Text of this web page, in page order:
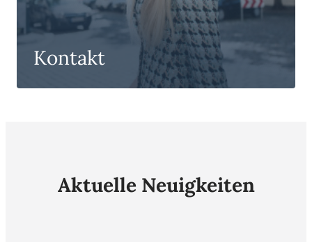
Kontakt
Aktuelle Neuigkeiten